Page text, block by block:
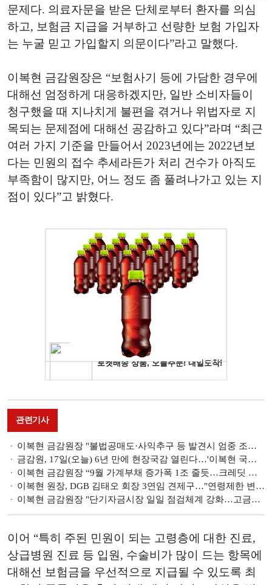
문제다. 의료자문을 받은 단체로부터 환자를 의심
하고, 보험금 지급을 거부하고 선량한 보험 가입자
는 누굴 믿고 가입할지 의문이다”라고 말했다.
이복현 금감원장은 “보험사기 등에 가담한 경우에
대해선 엄정하게 대응하겠지만, 일반 소비자들이
청구했을 때 지나치게 불편을 겪거나 위법자로 지
목되는 문제점에 대해선 공감하고 있다”라며 “최근
여러 가지 기준을 만들어서 2023년에는 2022년보
다는 민원의 접수 추세라든가 처리 건수가 아직도
부족함이 많지만, 어느 정도 좀 풀려나가고 있는 지
점이 있다”고 밝혔다.
관련기사
이복현 금감원장 "불법공매도·사익추구 등 발견시 엄중 조치" [2023 국감]
금감원, 17일(오늘) 6년 만에 현장국감 열린다…'이복현 국감' 설전 예상 [2023 국감]
이복현 금감원장 “9월 가계부채 증가폭 1조 줄듯…크레딧 위기는 제한적”
이복현 원장, DGB 김태오 회장 3연임 견제구…"연령제한 변경, 축구 경기 중 룰 바꾸는 것"
이복현 금감원장 "단기자금시장 일일 점검체계 강화…고금리 조달 경쟁 없도록 감독"
이어 “특히 주된 민원이 되는 고령층에 대한 진료,
상급병원 진료 등 입원, 수술비가 많이 드는 항목에
대해선 보험금을 우선적으로 지급될 수 있도록 최